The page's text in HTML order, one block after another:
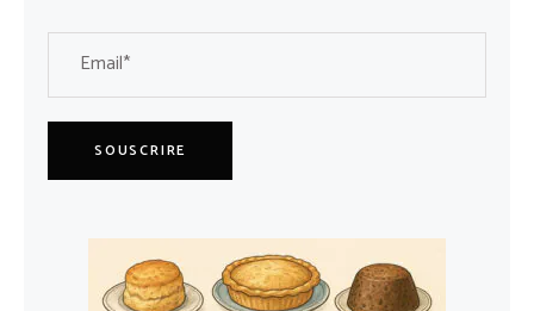
SOUSCRIRE